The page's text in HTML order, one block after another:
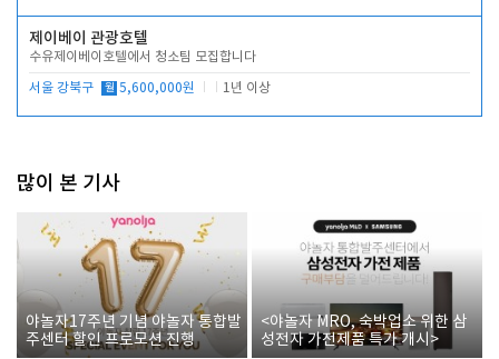
제이베이 관광호텔
수유제이베이호텔에서 청소팀 모집합니다
서울 강북구 월 5,600,000원 1년 이상
많이 본 기사
야놀자17주년 기념 야놀자 통합발
주센터 할인 프로모션 진행
<야놀자 MRO, 숙박업소 위한 삼
성전자 가전제품 특가 개시>